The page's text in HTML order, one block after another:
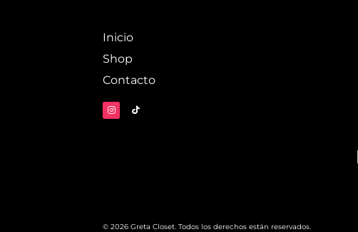
Inicio
Shop
Contacto
© 2026 Greta Closet. Todos los derechos están reservados.